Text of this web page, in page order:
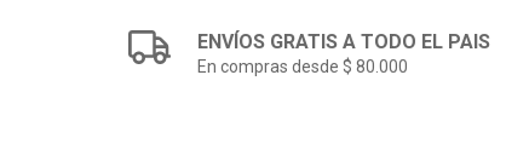
ENVÍOS GRATIS A TODO EL PAIS
En compras desde $ 80.000